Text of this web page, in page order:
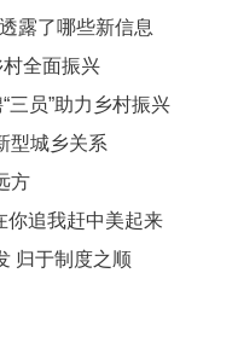
露了哪些新信息
全面振兴
三员”助力乡村振兴
型城乡关系
方
你追我赶中美起来
归于制度之顺